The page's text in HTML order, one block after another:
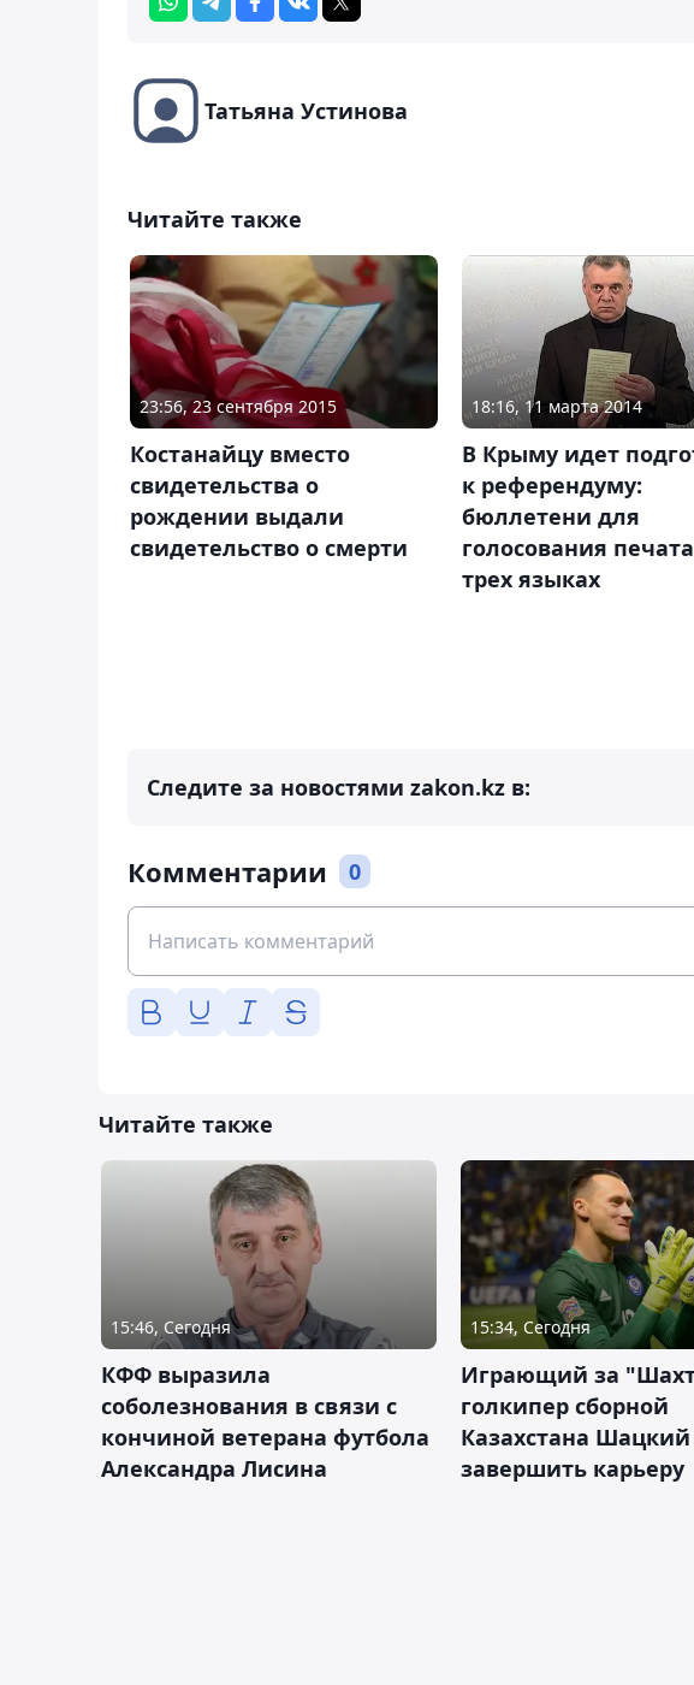
Татьяна Устинова
Читайте также
23:56, 23 сентября 2015
Костанайцу вместо
свидетельства о
рождении выдали
свидетельство о смерти
18:16, 11 марта 2014
В Крыму идет
к референдуму:
бюллетени для
голосования
трех языках
Следите за новостями zakon.kz в:
Комментарии 0
Читайте также
15:46, Сегодня
КФФ выразила
соболезнования в связи с
кончиной ветерана футбола
Александра Лисина
15:34, Сегодня
Играющий за
голкипер сборной
Казахстана Шацкий
завершить карьеру